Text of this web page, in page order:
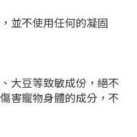
並不使用任何的凝固
大豆等致敏成份，絕不
害寵物身體的成分，不